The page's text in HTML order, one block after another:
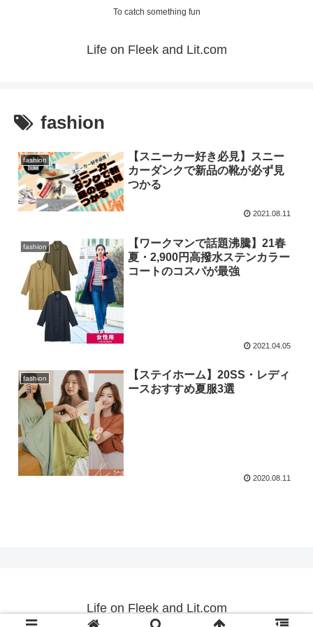
To catch something fun
Life on Fleek and Lit.com
fashion
fashion
【スニーカー好き必見】スニー
カーダンクで新品の靴が必ず見
つかる
2021.08.11
fashion
【ワークマンで話題沸騰】21春
夏・2,900円高撥水ステンカラー
コートのコスパが最強
2021.04.05
fashion
【ステイホーム】20SS・レディ
ースおすすめ夏服3選
2020.08.11
Life on Fleek and Lit.com